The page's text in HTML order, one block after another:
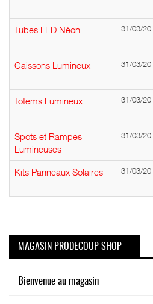
Tubes LED Néon 31/03/20
Caissons Lumineux 31/03/20
Totems Lumineux 31/03/20
Spots et Rampes
Lumineuses
31/03/20
Kits Panneaux Solaires 31/03/20
MAGASIN PRODECOUP SHOP
Bienvenue au magasin